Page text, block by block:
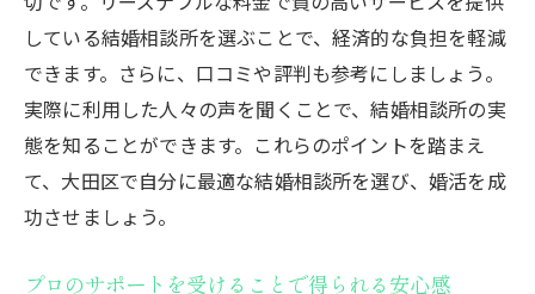
している結婚相談所を選ぶことで、経済的な負担を軽減
できます。さらに、口コミや評判も参考にしましょう。
実際に利用した人々の声を聞くことで、結婚相談所の実
態を知ることができます。これらのポイントを踏まえ
て、大田区で自分に最適な結婚相談所を選び、婚活を成
功させましょう。
プロのサポートを受けることで得られる安心感